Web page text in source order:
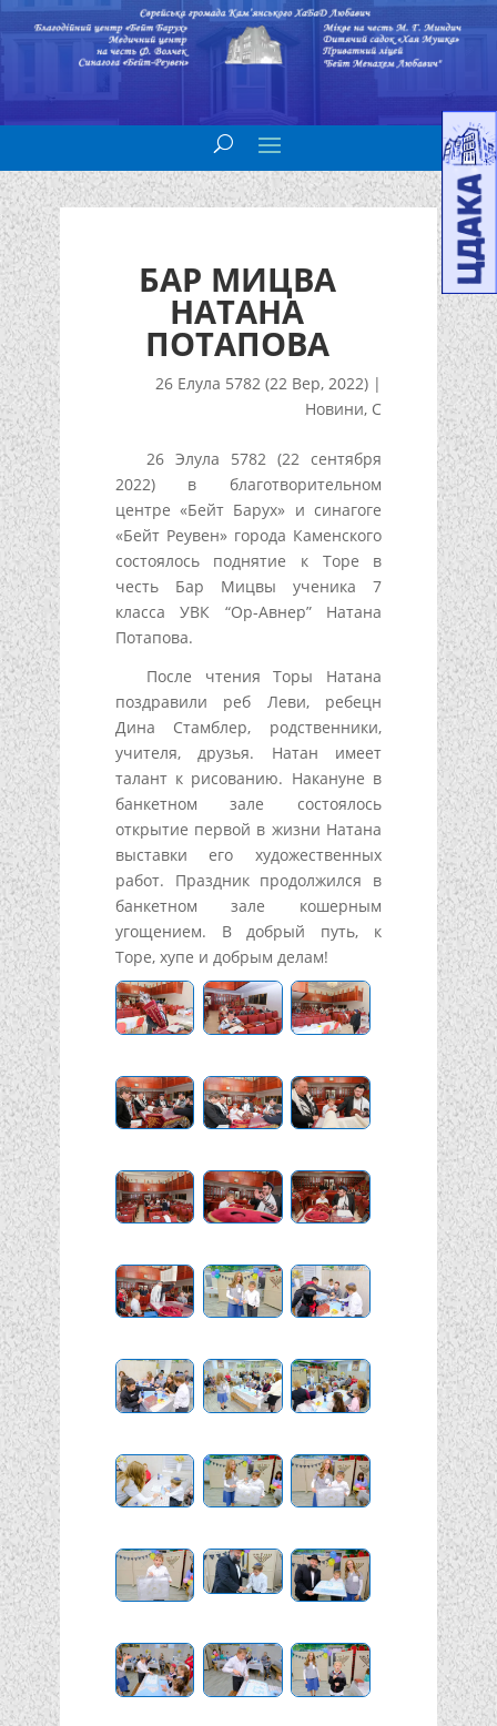
БАР МИЦВА
НАТАНА
ПОТАПОВА
26 Елула 5782 (22 Вер, 2022) |
Новини, С
26 Элула 5782 (22 сентября
2022) в благотворительном
центре «Бейт Барух» и синагоге
«Бейт Реувен» города Каменского
состоялось поднятие к Торе в
честь Бар Мицвы ученика 7
класса УВК “Ор-Авнер” Натана
Потапова.
После чтения Торы Натана
поздравили реб Леви, ребецн
Дина Стамблер, родственники,
учителя, друзья. Натан имеет
талант к рисованию. Накануне в
банкетном зале состоялось
открытие первой в жизни Натана
выставки его художественных
работ. Праздник продолжился в
банкетном зале кошерным
угощением. В добрый путь, к
Торе, хупе и добрым делам!